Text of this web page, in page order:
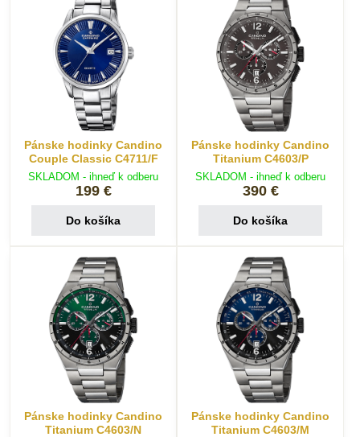
Pánske hodinky Candino
Couple Classic C4711/F
SKLADOM - ihneď k odberu
199 €
Do košíka
Pánske hodinky Candino
Titanium C4603/P
SKLADOM - ihneď k odberu
390 €
Do košíka
Pánske hodinky Candino
Titanium C4603/N
Pánske hodinky Candino
Titanium C4603/M